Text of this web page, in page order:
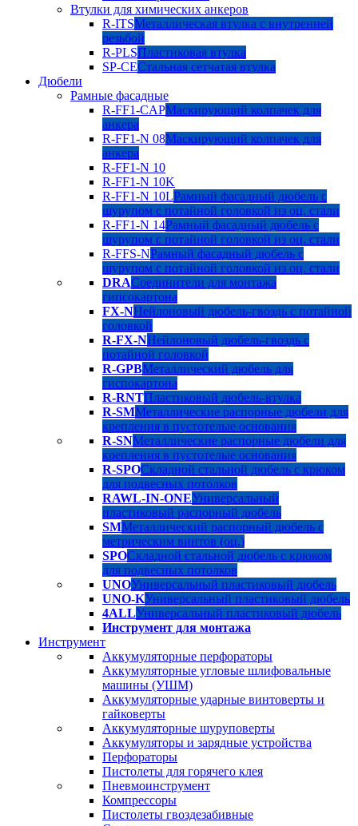
Втулки для химических анкеров
R-ITSМеталлическая втулка с внутренней
резьбой
R-PLSПластиковая втулка
SP-CEСтальная сетчатая втулка
Дюбели
Рамные фасадные
R-FF1-CAPМаскирующий колпачек для
анкера
R-FF1-N 08Маскирующий колпачек для
анкера
R-FF1-N 10
R-FF1-N 10K
R-FF1-N 10LРамный фасадный дюбель с
шурупом с потайной головкой из оц. стали
R-FF1-N 14Рамный фасадный дюбель с
шурупом с потайной головкой из оц. стали
R-FFS-NРамный фасадный дюбель с
шурупом с потайной головкой из оц. стали
DRAСоединители для монтажа
гипсокартона
FX-NНейлоновый дюбель-гвоздь с потайной
головкой
R-FX-NНейлоновый дюбель-гвоздь с
потайной головкой
R-GPBМеталлический дюбель для
гиспокартона
R-RNTПластиковый дюбель-втулка
R-SMМеталлические распорные дюбели для
крепления в пустотелые основания
R-SNМеталлические распорные дюбели для
крепления в пустотелые основания
R-SPOСкладной стальной дюбель с крюком
для подвесных потолков
RAWL-IN-ONEУниверсальный
пластиковый распорный дюбель
SMМеталлический распорный дюбель с
метрическим винтов (оц.)
SPOСкладной стальной дюбель с крюком
для подвесных потолков
UNOУниверсальный пластиковый дюбель
UNO-KУниверсальный пластиковый дюбель
4ALLУниверсальный пластиковый дюбель
Инструмент для монтажа
Инструмент
Аккумуляторные перфораторы
Аккумуляторные угловые шлифовальные
машины (УШМ)
Аккумуляторные ударные винтоверты и
гайковерты
Аккумуляторные шуруповерты
Аккумуляторы и зарядные устройства
Перфораторы
Пистолеты для горячего клея
Пневмоинструмент
Компрессоры
Пистолеты гвоздезабивные